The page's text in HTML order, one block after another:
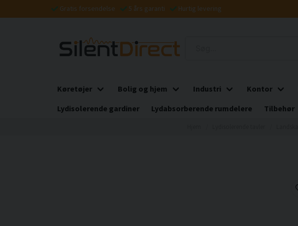
Gratis forsendelse 5 års garanti Hurtig levering
Køretøjer Bolig og hjem Industri Kontor
Lydisolerende gardiner
Lydabsorberende rumdelere Tilbehør